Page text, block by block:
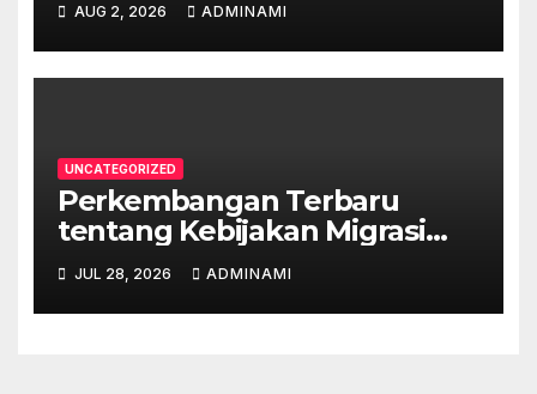
AUG 2, 2026 ADMINAMI
UNCATEGORIZED
Perkembangan Terbaru
tentang Kebijakan Migrasi
Australia
JUL 28, 2026 ADMINAMI